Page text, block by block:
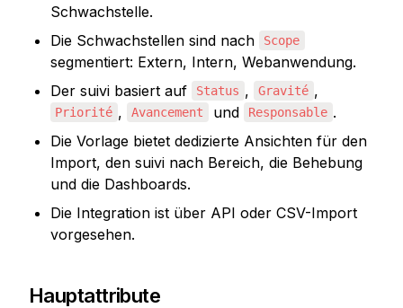
Schwachstelle.
Die Schwachstellen sind nach
Scope
segmentiert: Extern, Intern, Webanwendung.
Der suivi basiert auf
Status , Gravité ,
Priorité , Avancement und Responsable .
Die Vorlage bietet dedizierte Ansichten für den
Import, den suivi nach Bereich, die Behebung
und die Dashboards.
Die Integration ist über API oder CSV-Import
vorgesehen.
Hauptattribute